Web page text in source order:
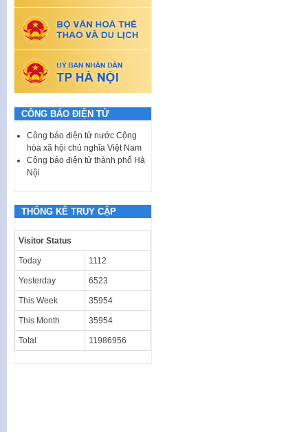
CÔNG BÁO ĐIỆN TỬ
Công báo điện tử nước Cộng
hòa xã hội chủ nghĩa Việt Nam
Công báo điện tử thành phố Hà
Nội
THỐNG KÊ TRUY CẬP
Visitor Status
Today 1112
Yesterday 6523
This Week 35954
This Month 35954
Total 11986956